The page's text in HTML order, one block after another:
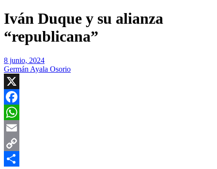
Iván Duque y su alianza
“republicana”
8 junio, 2024
Germán Ayala Osorio
X
Facebook
WhatsApp
Email
Copy